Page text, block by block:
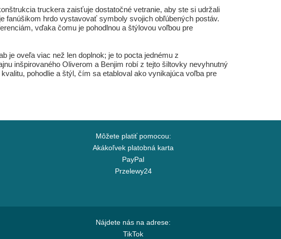
truckera zaisťuje dostatočné vetranie, aby ste si udržali
fanúšikom hrdo vystavovať symboly svojich obľúbených postáv.
vďaka čomu je pohodlnou a štýlovou voľbou pre
je oveľa viac než len doplnok; je to pocta jednému z
inšpirovaného Oliverom a Benjim robí z tejto šiltovky nevyhnutný
pohodlie a štýl, čím sa etabloval ako vynikajúca voľba pre
Môžete platiť pomocou:
Akákoľvek platobná karta
PayPal
Przelewy24
Nájdete nás na adrese:
TikTok